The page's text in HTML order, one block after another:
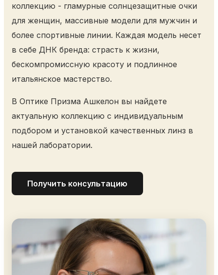
коллекцию - гламурные солнцезащитные очки
для женщин, массивные модели для мужчин и
более спортивные линии. Каждая модель несет
в себе ДНК бренда: страсть к жизни,
бескомпромиссную красоту и подлинное
итальянское мастерство.
В Оптике Призма Ашкелон вы найдете
актуальную коллекцию с индивидуальным
подбором и установкой качественных линз в
нашей лаборатории.
Получить консультацию